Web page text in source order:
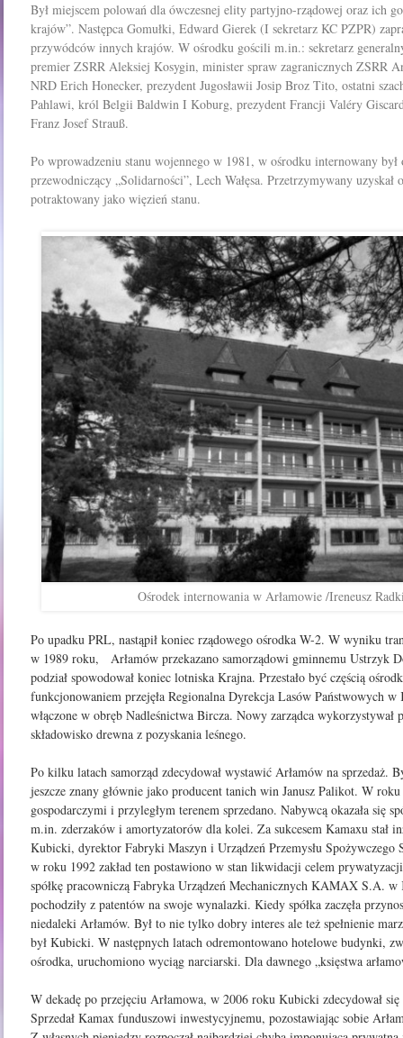
Był miejscem polowań dla ówczesnej elity partyjno-rządowej oraz ich
krajów”. Następca Gomułki, Edward Gierek (I sekretarz KC PZPR)
przywódców innych krajów. W ośrodku gościli m.in.: sekretarz
premier ZSRR Aleksiej Kosygin, minister spraw zagranicznych ZSRR
NRD Erich Honecker, prezydent Jugosławii Josip Broz Tito, ostatni
Pahlawi, król Belgii Baldwin I Koburg, prezydent Francji Valéry
Franz Josef Strauß.
Po wprowadzeniu stanu wojennego w 1981, w ośrodku internowany
przewodniczący „Solidarności”, Lech Wałęsa. Przetrzymywany uzyskał
potraktowany jako więzień stanu.
Ośrodek internowania w Arłamowie /Ireneusz
Po upadku PRL, nastąpił koniec rządowego ośrodka W-2. W wyniku
w 1989 roku, Arłamów przekazano samorządowi gminnemu Ustrzyk
podział spowodował koniec lotniska Krajna. Przestało być częścią
funkcjonowaniem przejęła Regionalna Dyrekcja Lasów Państwowych w
włączone w obręb Nadleśnictwa Bircza. Nowy zarządca wykorzystywał
składowisko drewna z pozyskania leśnego.
Po kilku latach samorząd zdecydował wystawić Arłamów na sprzedaż.
jeszcze znany głównie jako producent tanich win Janusz Palikot. W
gospodarczymi i przyległym terenem sprzedano. Nabywcą okazała się
m.in. zderzaków i amortyzatorów dla kolei. Za sukcesem Kamaxu stał
Kubicki, dyrektor Fabryki Maszyn i Urządzeń Przemysłu
w roku 1992 zakład ten postawiono w stan likwidacji celem
spółkę pracowniczą Fabryka Urządzeń Mechanicznych KAMAX S.A. w
pochodziły z patentów na swoje wynalazki. Kiedy spółka zaczęła
niedaleki Arłamów. Był to nie tylko dobry interes ale też spełnienie
był Kubicki. W następnych latach odremontowano hotelowe budynki,
ośrodka, uruchomiono wyciąg narciarski. Dla dawnego „księstwa
W dekadę po przejęciu Arłamowa, w 2006 roku Kubicki zdecydował
Sprzedał Kamax funduszowi inwestycyjnemu, pozostawiając sobie